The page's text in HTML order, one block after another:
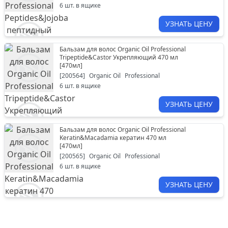
6 шт. в ящике
УЗНАТЬ ЦЕНУ
Бальзам для волос Organic Oil Professional
Tripeptide&Castor Укрепляющий 470 мл
[470мл]
[200564] Organic Oil Professional
6 шт. в ящике
УЗНАТЬ ЦЕНУ
Бальзам для волос Organic Oil Professional
Keratin&Macadamia кератин 470 мл
[470мл]
[200565] Organic Oil Professional
6 шт. в ящике
УЗНАТЬ ЦЕНУ